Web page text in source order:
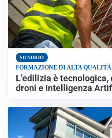
SONDRIO
FORMAZIONE DI ALTA QUALITÀ
L’edilizia è
droni e Intelligenza